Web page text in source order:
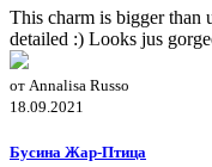
This charm is bigger than
detailed :) Looks jus
от Annalisa Russo
18.09.2021
Бусина Жар-Птица